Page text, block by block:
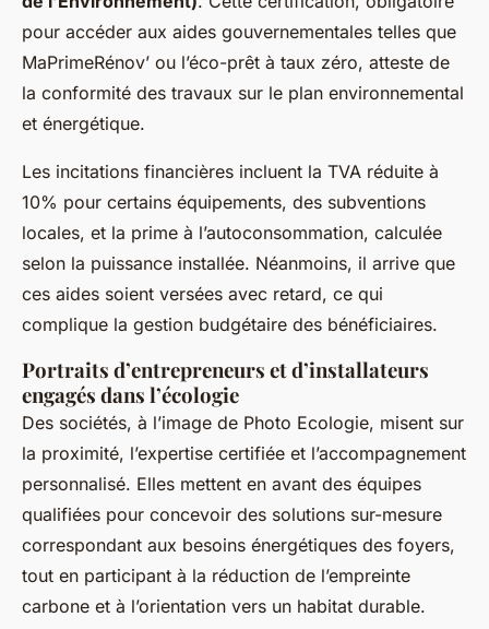
pour accéder aux aides gouvernementales telles que
MaPrimeRénov’ ou l’éco-prêt à taux zéro, atteste de
la conformité des travaux sur le plan environnemental
et énergétique.
Les incitations financières incluent la TVA réduite à
10% pour certains équipements, des subventions
locales, et la prime à l’autoconsommation, calculée
selon la puissance installée. Néanmoins, il arrive que
ces aides soient versées avec retard, ce qui
complique la gestion budgétaire des bénéficiaires.
Portraits d’entrepreneurs et d’installateurs
engagés dans l’écologie
Des sociétés, à l’image de Photo Ecologie, misent sur
la proximité, l’expertise certifiée et l’accompagnement
personnalisé. Elles mettent en avant des équipes
qualifiées pour concevoir des solutions sur-mesure
correspondant aux besoins énergétiques des foyers,
tout en participant à la réduction de l’empreinte
carbone et à l’orientation vers un habitat durable.